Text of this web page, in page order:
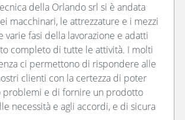
della Orlando srl si è andata
macchinari, le attrezzature e i mezzi
varie fasi della lavorazione e adatti
completo di tutte le attività. I molti
ci permettono di rispondere alle
clienti con la certezza di poter
problemi e di fornire un prodotto
necessità e agli accordi, e di sicura